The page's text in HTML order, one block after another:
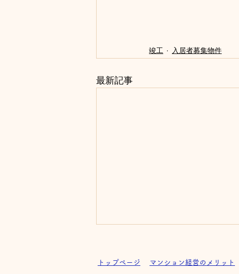
竣工 入居者募集物件
最新記事
トップページ マンション経営のメリット